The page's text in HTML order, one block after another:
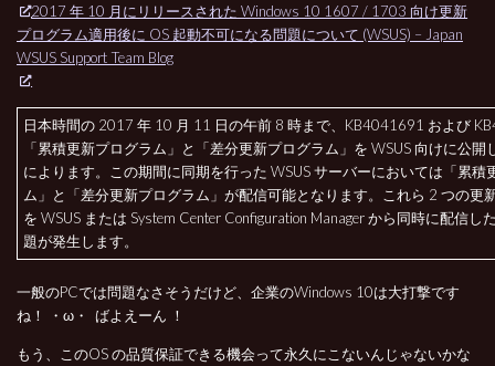
2017 年 10 月にリリースされた Windows 10 1607 / 1703 向け更新
プログラム適用後に OS 起動不可になる問題について (WSUS) – Japan
WSUS Support Team Blog
日本時間の 2017 年 10 月 11 日の午前 8 時まで、KB4041691 および
「累積更新プログラム」と「差分更新プログラム」を WSUS 向けに公開
によります。この期間に同期を行った WSUS サーバーにおいては「累積
ム」と「差分更新プログラム」が配信可能となります。これら 2 つの更
を WSUS または System Center Configuration Manager から同時に配信し
題が発生します。
一般のPCでは問題なさそうだけど、企業のWindows 10は大打撃です
ね！ ・ω・ ばよえーん ！
もう、このOS の品質保証できる機会って永久にこないんじゃないかな